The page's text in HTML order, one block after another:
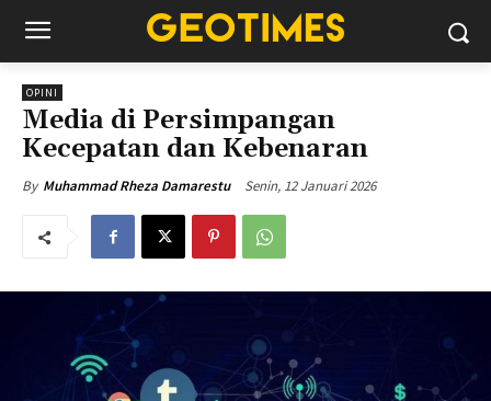
OPINI
Media di Persimpangan
Kecepatan dan Kebenaran
By Muhammad Rheza Damarestu Senin, 12 Januari 2026